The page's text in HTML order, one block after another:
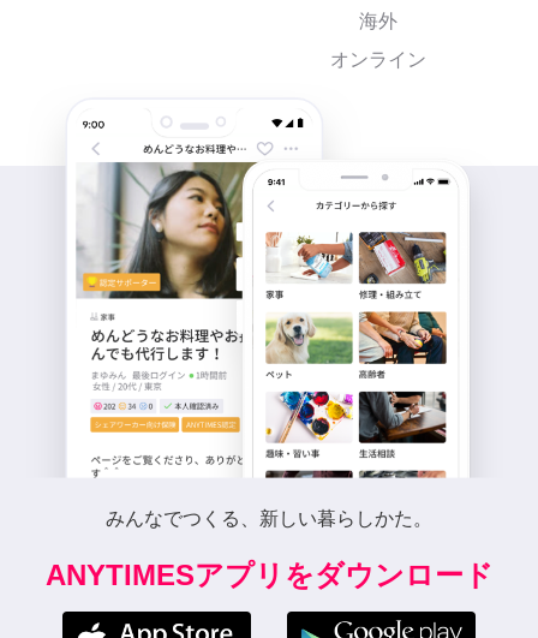
海外
オンライン
みんなでつくる、新しい暮らしかた。
ANYTIMESアプリをダウンロード